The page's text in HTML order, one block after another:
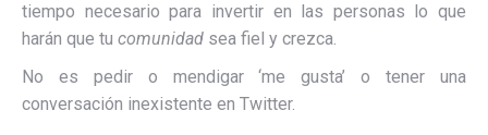
tiempo necesario para invertir en las personas lo que
harán que tu comunidad sea fiel y crezca.
No es pedir o mendigar ‘me gusta’ o tener una
conversación inexistente en Twitter.